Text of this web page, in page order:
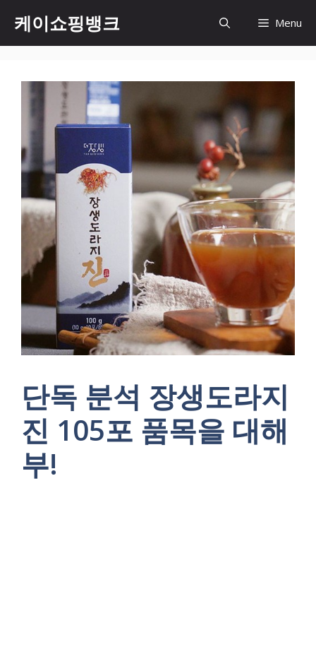
content
케이쇼핑뱅크 Menu
단독 분석 장생도라지
진 105포 품목을 대해
부!